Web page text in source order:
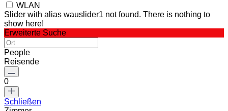
WLAN
Slider with alias wauslider1 not found. There is nothing to
show here!
Erweiterte Suche
People
Reisende
0
Schließen